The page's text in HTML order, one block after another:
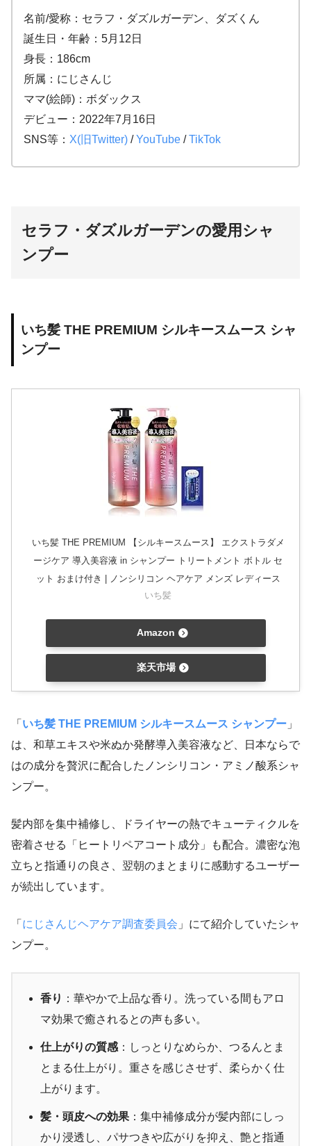
名前/愛称：セラフ・ダズルガーデン、ダズくん
誕生日・年齢：5月12日
身長：186cm
所属：にじさんじ
ママ(絵師)：ボダックス
デビュー：2022年7月16日
SNS等： X(旧Twitter) /YouTube /TikTok
セラフ・ダズルガーデンの愛用シャ
ンプー
いち髪 THE PREMIUM シルキースムース シャ
ンプー
いち髪 THE PREMIUM 【シルキースムース】 エクストラダメ
ージケア 導入美容液 in シャンプー トリートメント ボトル セ
ット おまけ付き | ノンシリコン ヘアケア メンズ レディース
いち髪
Amazon
楽天市場
「 いち髪 THE PREMIUM シルキースムース シャンプー 」
は、和草エキスや米ぬか発酵導入美容液など、日本ならで
はの成分を贅沢に配合したノンシリコン・アミノ酸系シャ
ンプー。
髪内部を集中補修し、ドライヤーの熱でキューティクルを
密着させる「ヒートリペアコート成分」も配合。濃密な泡
立ちと指通りの良さ、翌朝のまとまりに感動するユーザー
が続出しています。
「 にじさんじヘアケア調査委員会 」にて紹介していたシャ
ンプー。
香り ：華やかで上品な香り。洗っている間もアロ
マ効果で癒されるとの声も多い。
仕上がりの質感 ：しっとりなめらか、つるんとま
とまる仕上がり。重さを感じさせず、柔らかく仕
上がります。
髪・頭皮への効果 ：集中補修成分が髪内部にしっ
かり浸透し、パサつきや広がりを抑え、艶と指通